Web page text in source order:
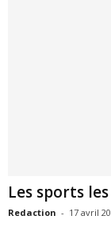
Les sports
Redaction - 17 avril